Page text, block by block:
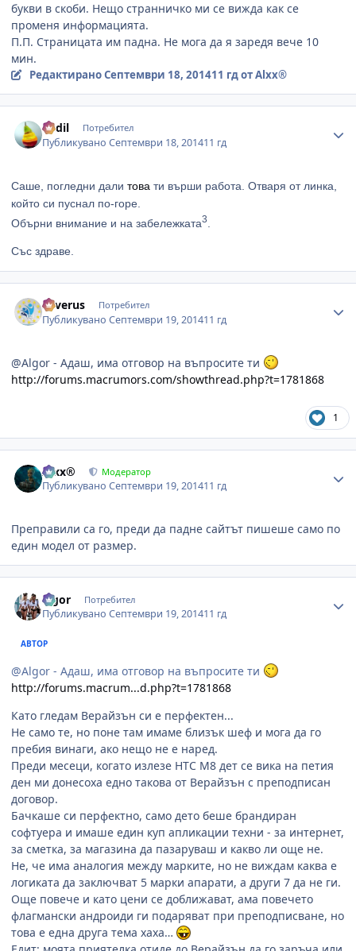
букви в скоби. Нещо странничко ми се вижда как се
променя информацията.
П.П. Страницата им падна. Не мога да я заредя вече 10
мин.
РедактираноСептември 18, 201411 гдот Alxx®
dedil Потребител
ПубликуваноСептември 18, 201411 гд
Саше, погледни дали това ти върши работа. Отваря от линка,
който си пуснал по-горе.
Обърни внимание и на забележката3
Със здраве.
Severus Потребител
ПубликуваноСептември 19, 201411 гд
@Algor - Адаш, има отговор на въпросите ти
http://forums.macrumors.com/showthread.php?t=1781868
1
Alxx® Модератор
ПубликуваноСептември 19, 201411 гд
Преправили са го, преди да падне сайтът пишеше само по
един модел от размер.
algor Потребител
ПубликуваноСептември 19, 201411 гд
АВТОР
@Algor - Адаш, има отговор на въпросите ти
http://forums.macrum...d.php?t=1781868
Като гледам Верайзън си е перфектен...
Не само те, но поне там имаме близък шеф и мога да го
пребия винаги, ако нещо не е наред.
Преди месеци, когато излезе HTC M8 дет се вика на петия
ден ми донесоха едно такова от Верайзън с преподписан
договор.
Бачкаше си перфектно, само дето беше брандиран
софтуера и имаше един куп апликации техни - за интернет,
за сметка, за магазина да пазаруваш и какво ли още не.
Не, че има аналогия между марките, но не виждам каква е
логиката да заключват 5 марки апарати, а други 7 да не ги.
Още повече и като цени се доближават, ама повечето
флагмански андроиди ги подаряват при преподписване, но
това е една друга тема хаха…